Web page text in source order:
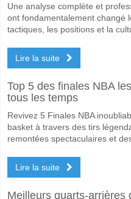
Une analyse complète et
ont fondamentalement changé
tactiques, les positions et la
Lire la suite
Top 5 des finales NBA
tous les temps
Revivez 5 Finales NBA
basket à travers des tirs
remontées spectaculaires et
Lire la suite
Meilleurs quarts-arrières